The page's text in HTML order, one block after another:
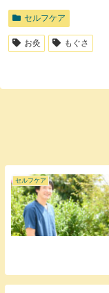
セルフケア
お灸 もぐさ
セルフケア